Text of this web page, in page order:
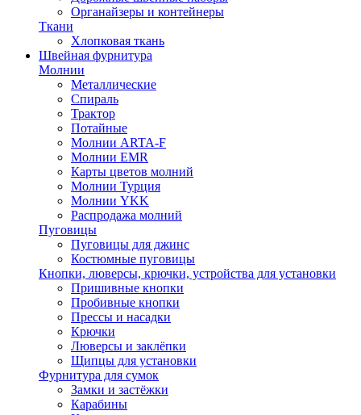
Органайзеры и контейнеры
Ткани
Хлопковая ткань
Швейная фурнитура
Молнии
Металлические
Спираль
Трактор
Потайные
Молнии ARTA-F
Молнии EMR
Карты цветов молний
Молнии Турция
Молнии YKK
Распродажа молний
Пуговицы
Пуговицы для джинс
Костюмные пуговицы
Кнопки, люверсы, крючки, устройства для установки
Пришивные кнопки
Пробивные кнопки
Прессы и насадки
Крючки
Люверсы и заклёпки
Щипцы для установки
Фурнитура для сумок
Замки и застёжки
Карабины